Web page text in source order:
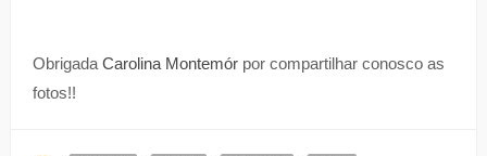
Obrigada Carolina Montemórpor compartilhar conosco as
fotos!!